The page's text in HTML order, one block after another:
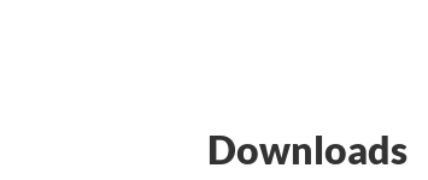
Downloads